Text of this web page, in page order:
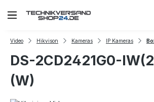
Zum Hauptinhalt springen
Video Hikvison Kameras IP Kameras
DS-2CD2421G0-
(W)